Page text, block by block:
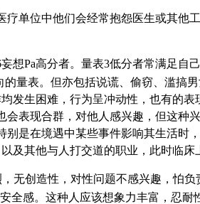
单位中他们会经常抱怨医生或其他
Pa高分者。量表3低分者常满足自
量表。但亦包括说谎、偷窃、滥搞
生困难，行为呈冲动性，也有的
表现合群，对他人感兴趣，但这种
是在境遇中某些事件影响其生活时
其他与人打交道的职业，此时临床
无创造性，对性问题不感兴趣，怕负
感。这种人应该想象力丰富，忍耐